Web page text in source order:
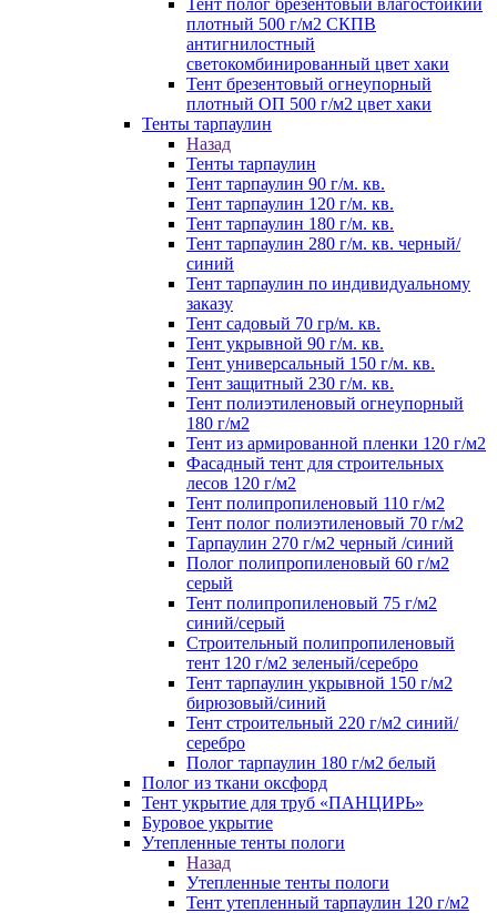
Тент полог брезентовый влагостойкий
плотный 500 г/м2 СКПВ
антигнилостный
светокомбинированный цвет хаки
Тент брезентовый огнеупорный
плотный ОП 500 г/м2 цвет хаки
Тенты тарпаулин
Назад
Тенты тарпаулин
Тент тарпаулин 90 г/м. кв.
Тент тарпаулин 120 г/м. кв.
Тент тарпаулин 180 г/м. кв.
Тент тарпаулин 280 г/м. кв. черный/
синий
Тент тарпаулин по индивидуальному
заказу
Тент садовый 70 гр/м. кв.
Тент укрывной 90 г/м. кв.
Тент универсальный 150 г/м. кв.
Тент защитный 230 г/м. кв.
Тент полиэтиленовый огнеупорный
180 г/м2
Тент из армированной пленки 120 г/м2
Фасадный тент для строительных
лесов 120 г/м2
Тент полипропиленовый 110 г/м2
Тент полог полиэтиленовый 70 г/м2
Тарпаулин 270 г/м2 черный /синий
Полог полипропиленовый 60 г/м2
серый
Тент полипропиленовый 75 г/м2
синий/серый
Строительный полипропиленовый
тент 120 г/м2 зеленый/серебро
Тент тарпаулин укрывной 150 г/м2
бирюзовый/синий
Тент строительный 220 г/м2 синий/
серебро
Полог тарпаулин 180 г/м2 белый
Полог из ткани оксфорд
Тент укрытие для труб «ПАНЦИРЬ»
Буровое укрытие
Утепленные тенты пологи
Назад
Утепленные тенты пологи
Тент утепленный тарпаулин 120 г/м2